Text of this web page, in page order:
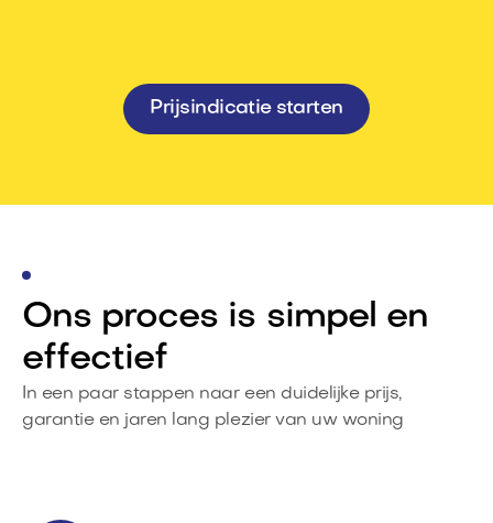
Prijsindicatie starten
Ons proces is simpel en
effectief
In een paar stappen naar een duidelijke prijs,
garantie en jaren lang plezier van uw woning